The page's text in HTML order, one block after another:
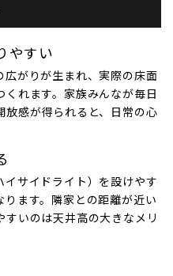
やすい
がりが生まれ、実際の床面
れます。家族みんなが毎日
感が得られると、日常の心
サイドライト）を設けやす
ます。隣家との距離が近い
いのは天井高の大きなメリ